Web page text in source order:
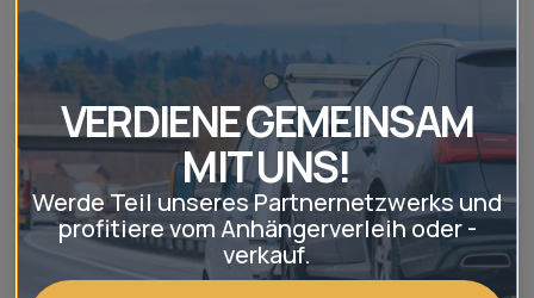
Jetzt registrieren
, Dashboard nutzen
und direkt vermieten.
Beitragsnavigation
ZURÜCK
Bootsanhänger
mieten für den
Bootstransport: Der
WEITER
Pkw-Anhänger 750 kg
– mieten, neu oder
gebraucht kaufen?
VERDIENE GEMEINSAM
MIT UNS!
Werde Teil unseres Partnernetzwerks und
profitiere vom Anhängerverleih oder -
verkauf.